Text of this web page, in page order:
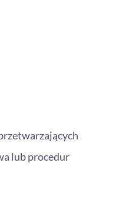
lub procedur